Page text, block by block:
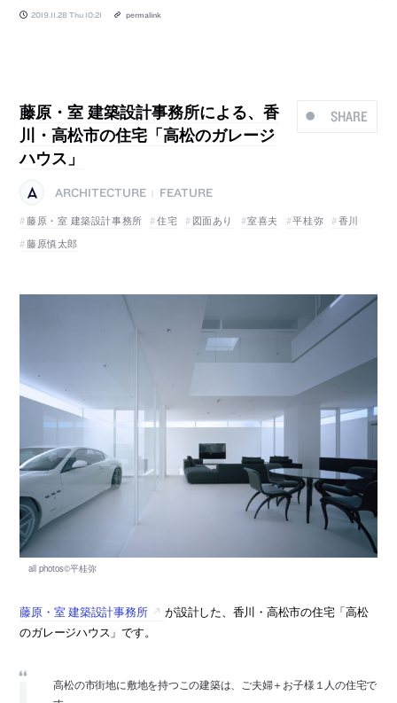
2019.11.28 Thu 10:21 permalink
SHARE
藤原・室 建築設計事務所による、香
川・高松市の住宅「高松のガレージ
ハウス」
ARCHITECTURE
FEATURE
藤原・室 建築設計事務所
住宅 図面あり 室喜夫 平桂弥
香川
藤原慎太郎
藤原・室 建築設計事務所
が設計した、香川・高松市の住宅「高松
のガレージハウス」です。
高松の市街地に敷地を持つこの建築は、ご夫婦＋お子様１人の住宅で